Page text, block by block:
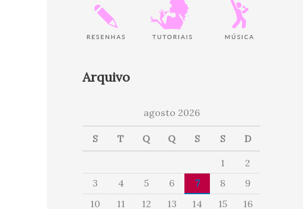
Arquivo
agosto 2026
S T Q Q S S D
1
2
3
4 5 6 7 8
9
10
11 12 13 14 15
16